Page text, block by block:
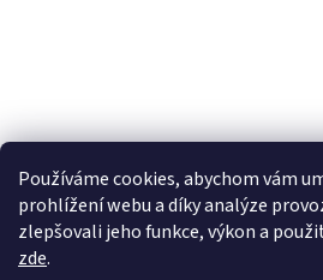
Používáme cookies, abychom vám
prohlížení webu a díky analýze
zlepšovali jeho funkce, výkon a
zde.